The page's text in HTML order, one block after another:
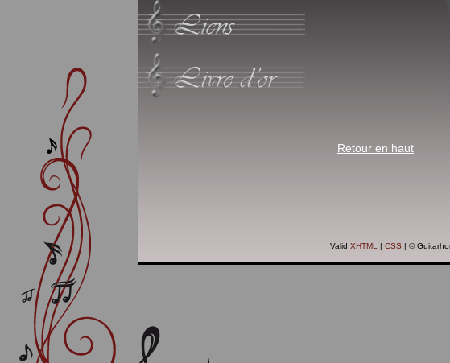
Retour en haut
Valid XHTML | CSS | ©